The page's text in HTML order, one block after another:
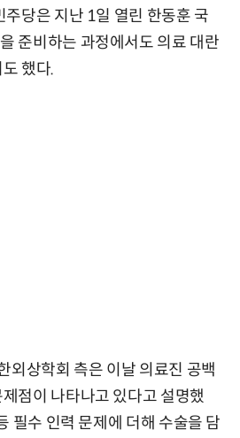
주당은 지난 1일 열린 한동훈 국
준비하는 과정에서도 의료 대란
했다.
외상학회 측은 이날 의료진 공백
점이 나타나고 있다고 설명했
필수 인력 문제에 더해 수술을 담